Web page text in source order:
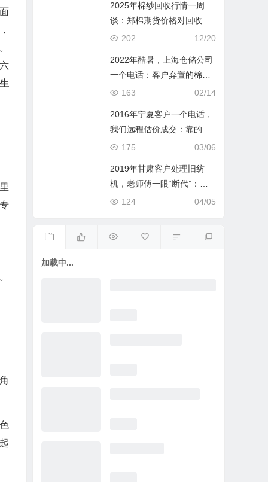
2025年棉纱回收行情一周
谈：郑棉期货价格对回收市
场的影响
12/20
202
2022年酷暑，上海仓储公司
一个电话：客户弃置的棉
纱，我们付费清仓，两家都
02/14
163
2016年宁夏客户一个电话，
我们远程估价成交：靠的是1
4年的手感
03/06
175
2019年甘肃客户处理旧纺
机，老师傅一眼“断代”：这
机器和纱线，比你想象的贵
04/05
124
加载中...